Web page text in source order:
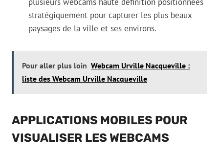
stratégiquement pour capturer les plus beaux
paysages de la ville et ses environs.
Pour aller plus loin Webcam Urville Nacqueville :
liste des Webcam Urville Nacqueville
APPLICATIONS MOBILES POUR
VISUALISER LES WEBCAMS